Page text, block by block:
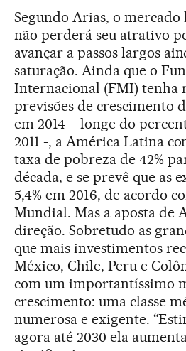
Segundo Arias, o
não perderá seu atrativo
avançar a passos largos
saturação. Ainda que o
Internacional (FMI) tenha
previsões de crescimento
em 2014 – longe do
2011 -, a América Latina
taxa de pobreza de 42%
década, e se prevê que as
5,4% em 2016, de acordo
Mundial. Mas a aposta de
direção. Sobretudo as
que mais investimentos
México, Chile, Peru e
com um importantíssimo
crescimento: uma classe
numerosa e exigente.
agora até 2030 ela